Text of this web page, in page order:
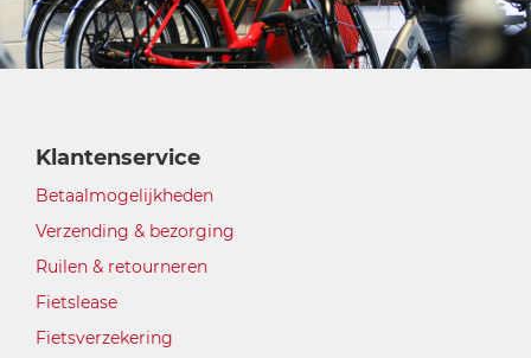
Klantenservice
Betaalmogelijkheden
Verzending & bezorging
Ruilen & retourneren
Fietslease
Fietsverzekering